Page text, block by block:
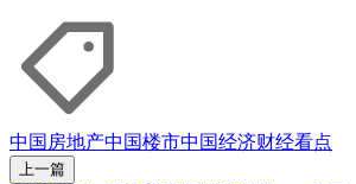
中国房地产中国楼市中国经济财经看点
上一篇